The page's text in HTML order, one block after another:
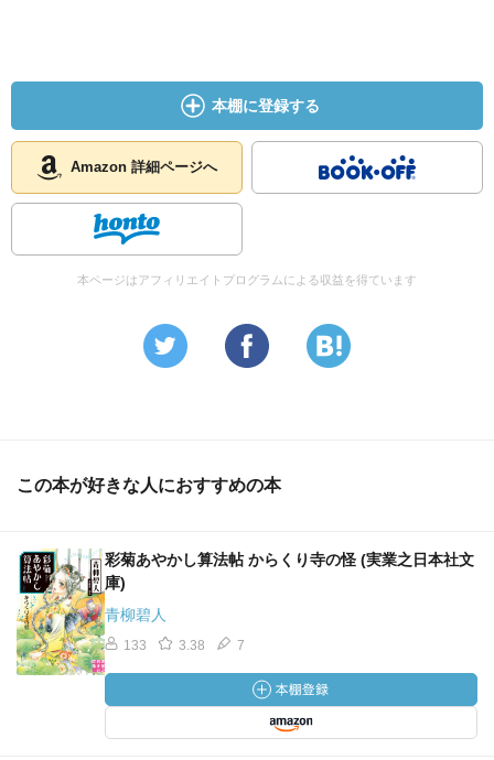
一千八十九稲荷の使い。
〈お役人様の心の中には、今、3桁の数がありましょう〉
言われてみればある気がする。
〈其数の百の位の数と、一の位の数は、二つ以上離れてお
りましょう〉
そうかもしれない。258
〈大きい数から小さい数を引くのです〉
→いやいや、どんな攻撃をする妖怪だよ。。
1819になる算法。→だから、何？ 普通の数学の授業だっ
⑤彩菊と逢魔が手毬歌
手毬歌。
毬に布を縫い付け、美しくしてほしい。
本棚に登録する
Amazon 詳細ページへ
本ページはアフィリエイトプログラムによる収益を得ています
この本が好きな人におすすめの本
彩菊あやかし算法帖 からくり寺の怪 (実業之日本社文
庫)
青柳碧人
133 3.38 7